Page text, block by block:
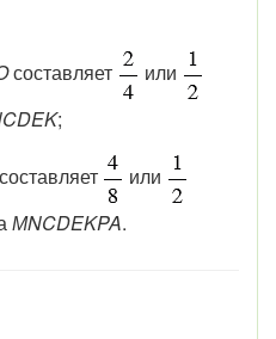
составляет
или
;
составляет
или
МNCDEKPA.